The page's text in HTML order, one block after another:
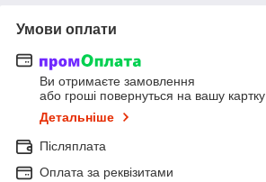
Умови оплати
Ви отримаєте замовлення
або гроші повернуться на вашу картку
Детальніше
Післяплата
Оплата за реквізитами